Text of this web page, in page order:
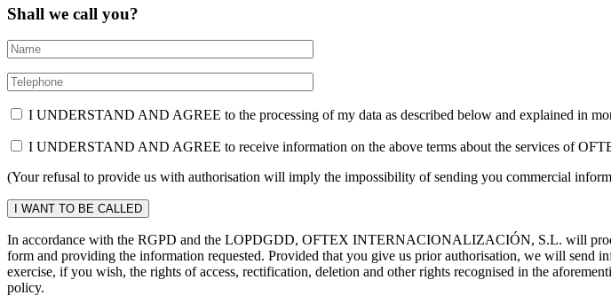
Shall we call you?
I UNDERSTAND AND AGREE to the processing of my data as described below and explained in
I UNDERSTAND AND AGREE to receive information on the above terms about the services of
(Your refusal to provide us with authorisation will imply the impossibility of sending you commercial
In accordance with the RGPD and the LOPDGDD, OFTEX INTERNACIONALIZACIÓN, S.L. will
form and providing the information requested. Provided that you give us prior authorisation, we will
exercise, if you wish, the rights of access, rectification, deletion and other rights recognised in the
policy.